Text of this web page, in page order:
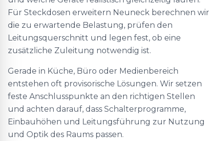
Für Steckdosen erweitern Neuneck berechnen wir
die zu erwartende Belastung, prüfen den
Leitungsquerschnitt und legen fest, ob eine
zusätzliche Zuleitung notwendig ist.
Gerade in Küche, Büro oder Medienbereich
entstehen oft provisorische Lösungen. Wir setzen
feste Anschlusspunkte an den richtigen Stellen
und achten darauf, dass Schalterprogramme,
Einbauhöhen und Leitungsführung zur Nutzung
und Optik des Raums passen.